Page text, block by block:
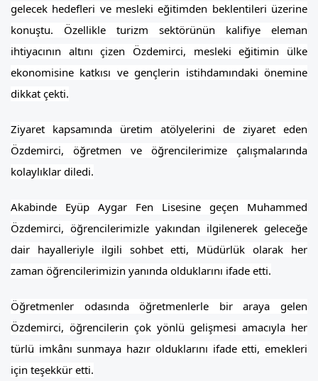
gelecek hedefleri ve mesleki eğitimden beklentileri üzerine
konuştu. Özellikle turizm sektörünün kalifiye eleman
ihtiyacının altını çizen Özdemirci, mesleki eğitimin ülke
ekonomisine katkısı ve gençlerin istihdamındaki önemine
dikkat çekti.
Ziyaret kapsamında üretim atölyelerini de ziyaret eden
Özdemirci, öğretmen ve öğrencilerimize çalışmalarında
kolaylıklar diledi.
Akabinde Eyüp Aygar Fen Lisesine geçen Muhammed
Özdemirci, öğrencilerimizle yakından ilgilenerek geleceğe
dair hayalleriyle ilgili sohbet etti, Müdürlük olarak her
zaman öğrencilerimizin yanında olduklarını ifade etti.
Öğretmenler odasında öğretmenlerle bir araya gelen
Özdemirci, öğrencilerin çok yönlü gelişmesi amacıyla her
türlü imkânı sunmaya hazır olduklarını ifade etti, emekleri
için teşekkür etti.